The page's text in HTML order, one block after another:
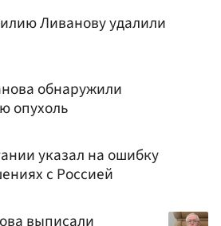
Ливанову удалили
обнаружили
опухоль
указал на ошибку
с Россией
выписали